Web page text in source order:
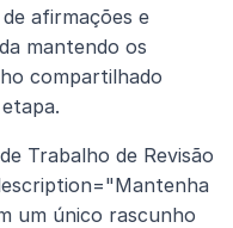
afirmações e
mantendo os
compartilhado
Trabalho de Revisão
um único rascunho